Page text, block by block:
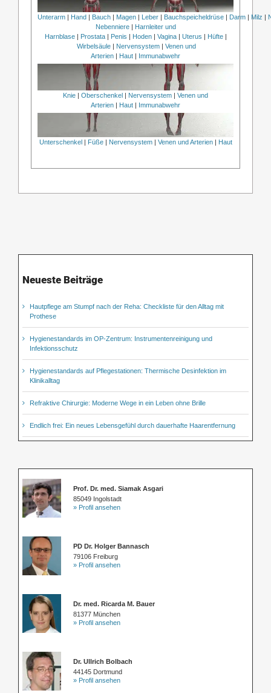
Unterarm | Hand | Bauch | Magen | Leber | Bauchspeicheldrüse | Darm | Milz |
Nebenniere| Harnleiter und
Harnblase| Prostata| Penis | Hoden| Vagina| Uterus | Hüfte|
Wirbelsäule | Nervensystem | Venen und
Arterien | Haut | Immunabwehr
Knie Oberschenkel Nervensystem
Venen und
Arterien
Haut Immunabwehr
Unterschenkel Füße| Nervensystem| Venen und Arterien| Haut
Neueste Beiträge
Hautpflege am Stumpf nach der Reha: Checkliste für den Alltag mit
Prothese
Hygienestandards im OP-Zentrum: Instrumentenreinigung und
Infektionsschutz
Hygienestandards auf Pflegestationen: Thermische Desinfektion im
Klinikalltag
Refraktive Chirurgie: Moderne Wege in ein Leben ohne Brille
Endlich frei: Ein neues Lebensgefühl durch dauerhafte Haarentfernung
Prof. Dr. med. Siamak Asgari
85049 Ingolstadt
» Profil ansehen
PD Dr. Holger Bannasch
79106 Freiburg
» Profil ansehen
Dr. med. Ricarda M. Bauer
81377 München
» Profil ansehen
Dr. Ullrich Bolbach
44145 Dortmund
» Profil ansehen